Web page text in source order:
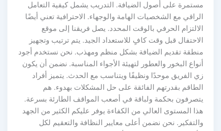
مستمرة على أصول الضيافة. التدريب يشمل كيفية التعامل
الراقي مع الشخصيات الهامة والوجهاء. الاحترافية تعني أيضًا
الالتزام الحرفي بالوقت المحدد. يصل فريقنا إلى موقع
الاحتفال قبل وقت كافٍ للاستعداد الجيد. يتم ترتيب وتجهيز
منطقة تقديم الضيافة بشكل منظم ومهذب. نحن نستخدم أجود
أنواع البخور والعطور لتهيئة الأجواء المناسبة. نضمن أن يكون
زي الفريق موحدًا ونظيفًا ويتناسب مع الحدث. يتميز أفراد
الطاقم بقدرتهم الفائقة على حل المشكلات بهدوء. هم
يتصرفون بحكمة ولباقة في أصعب المواقف الطارئة بسرعة.
هذا المستوى العالي من الكفاءة يوفر عليكم الكثير من الجهد
والتفكير. نحن نضمن أعلى معايير النظافة والتعقيم لكل